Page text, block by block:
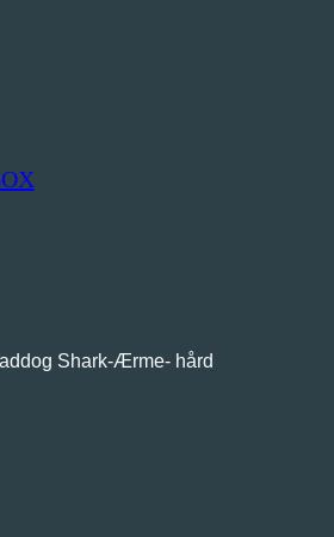
Shark-Ærme- hård